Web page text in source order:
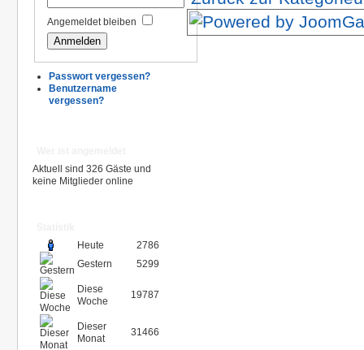
Angemeldet bleiben
Passwort vergessen?
Benutzername
vergessen?
Aktuell sind 326 Gäste und
keine Mitglieder online
Heute
2786
Gestern
5299
Diese
Woche
19787
Dieser
Monat
31466